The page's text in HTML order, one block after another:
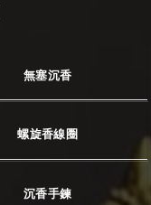
無塞沉香
螺旋香線圈
沉香手鍊